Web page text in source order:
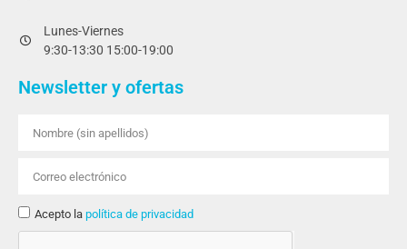
Lunes-Viernes
9:30-13:30 15:00-19:00
Newsletter y ofertas
Acepto la política de privacidad